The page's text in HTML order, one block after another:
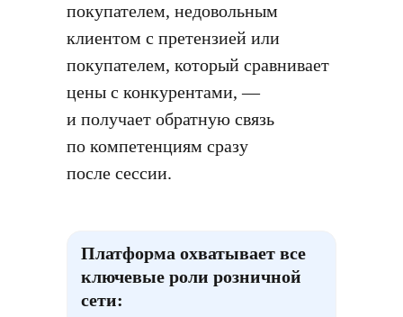
покупателем, недовольным
клиентом с претензией или
покупателем, который сравнивает
цены с конкурентами, —
и получает обратную связь
по компетенциям сразу
после сессии.
Платформа охватывает все
ключевые роли розничной
сети: